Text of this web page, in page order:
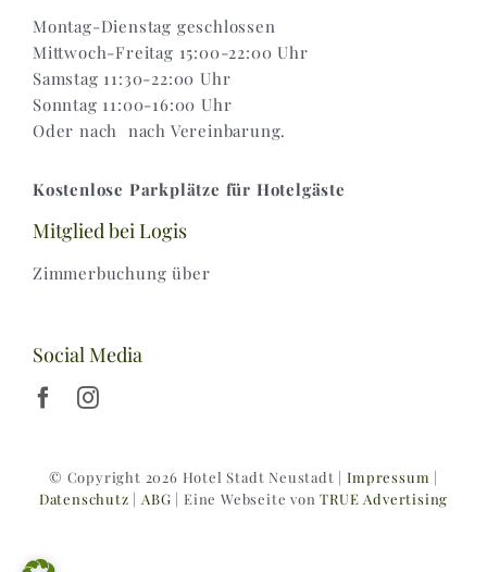
Montag-Dienstag geschlossen
Mittwoch-Freitag 15:00-22:00 Uhr
Samstag 11:30-22:00 Uhr
Sonntag 11:00-16:00 Uhr
Oder nach nach Vereinbarung.
Kostenlose Parkplätze für Hotelgäste
Mitglied bei Logis
Zimmerbuchung über
Social Media
© Copyright 2026 Hotel Stadt Neustadt | Impressum |
Datenschutz | ABG | Eine Webseite vonTRUE Advertising